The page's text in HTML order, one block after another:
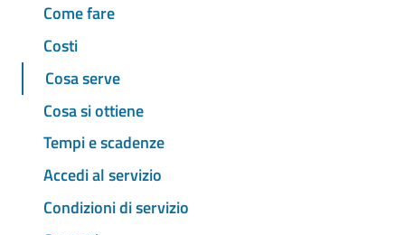
Come fare
Costi
Cosa serve
Cosa si ottiene
Tempi e scadenze
Accedi al servizio
Condizioni di servizio